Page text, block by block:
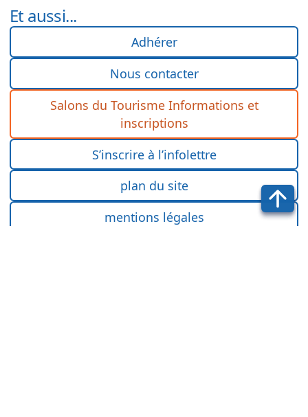
Et aussi...
Adhérer
Nous contacter
Salons du Tourisme Informations et
inscriptions
S’inscrire à l’infolettre
plan du site
mentions légales